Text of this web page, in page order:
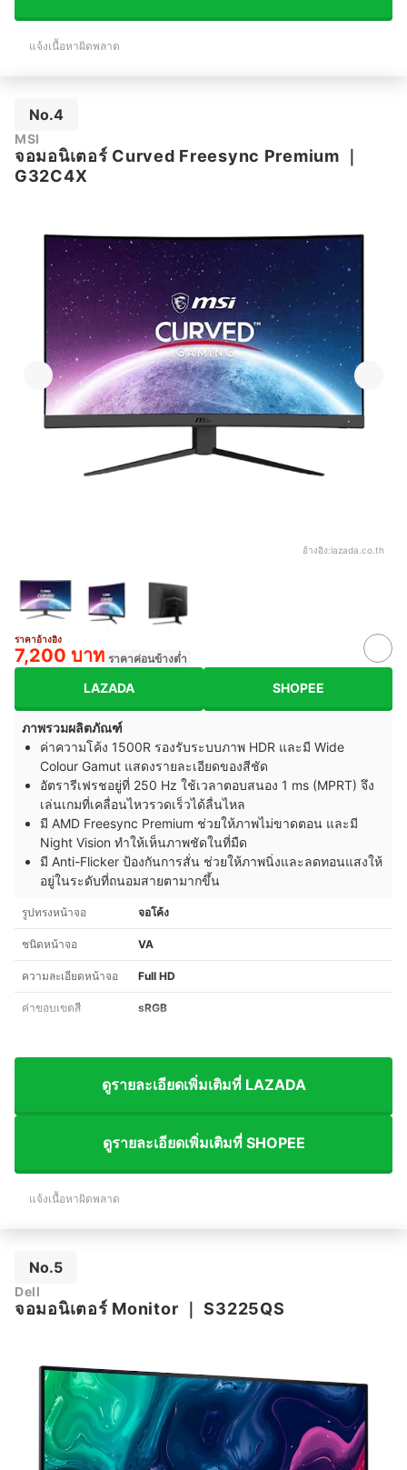
แจ้งเนื้อหาผิดพลาด
No.4
MSI
จอมอนิเตอร์ Curved Freesync Premium
G32C4X
อ้างอิง:lazada.co.th
ราคาอ้างอิง
7,200 บาท ราคาค่อนข้างต่ำ
LAZADA SHOPEE
ภาพรวมผลิตภัณฑ์
ค่าความโค้ง 1500R รองรับระบบภาพ HDR และมี Wide
Colour Gamut แสดงรายละเอียดของสีชัด
อัตรารีเฟรชอยู่ที่ 250 Hz ใช้เวลาตอบสนอง 1 ms (MPRT) จึง
เล่นเกมที่เคลื่อนไหวรวดเร็วได้ลื่นไหล
มี AMD Freesync Premium ช่วยให้ภาพไม่ขาดตอน และมี
Night Vision ทำให้เห็นภาพชัดในที่มืด
มี Anti-Flicker ป้องกันการสั่น ช่วยให้ภาพนิ่งและลดทอนแสงให้
อยู่ในระดับที่ถนอมสายตามากขึ้น
รูปทรงหน้าจอ จอโค้ง
ชนิดหน้าจอ VA
ความละเอียดหน้าจอ Full HD
ค่าขอบเขตสี sRGB
ดูรายละเอียดเพิ่มเติมที่ LAZADA
ดูรายละเอียดเพิ่มเติมที่ SHOPEE
แจ้งเนื้อหาผิดพลาด
No.5
Dell
จอมอนิเตอร์ Monitor ｜S3225QS